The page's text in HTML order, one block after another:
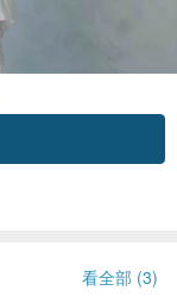
看全部 (3)